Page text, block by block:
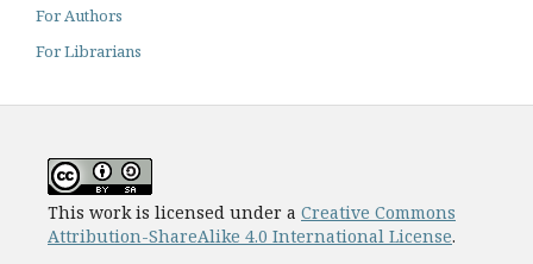
For Authors
For Librarians
This work is licensed under a Creative Commons
Attribution-ShareAlike 4.0 International License.